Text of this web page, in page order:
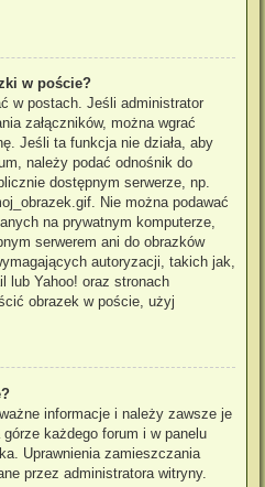
w poście?
w postach. Jeśli administrator
załączników, można wgrać
Jeśli ta funkcja nie działa, aby
należy podać odnośnik do
dostępnym serwerze, np.
Nie można podawać
na prywatnym komputerze,
serwerem ani do obrazków
autoryzacji, takich jak,
lub Yahoo! oraz stronach
obrazek w poście, użyj
informacje i należy zawsze je
każdego forum i w panelu
Uprawnienia zamieszczania
przez administratora witryny.